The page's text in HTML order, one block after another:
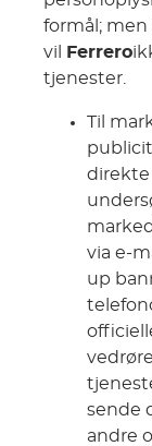
formål;
vil
Ferrero
tjenester.
Til
direkte
via e-
up
sende
andre